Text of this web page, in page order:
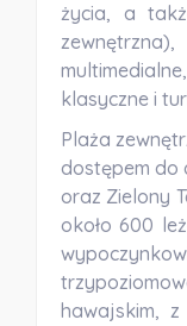
życia, a
klasyczne i
Plaża
dostępem do
oraz Zielony
około600
hawajskim,